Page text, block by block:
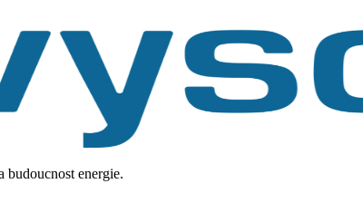
budoucnost energie.